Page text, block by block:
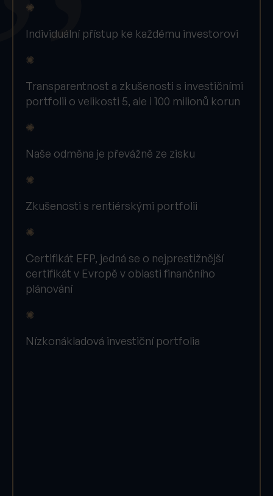
✺
Individuální přístup ke každému investorovi
✺
Transparentnost a zkušenosti s investičními
portfolii o velikosti 5, ale i 100 milionů korun
✺
Naše odměna je převážně ze zisku
✺
Zkušenosti s rentiérskými portfolii
✺
Certifikát EFP, jedná se o nejprestižnější
certifikát v Evropě v oblasti finančního
plánování
✺
Nízkonákladová investiční portfolia